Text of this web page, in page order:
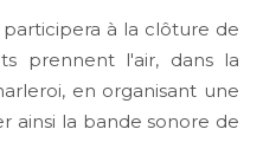
à la clôture de
prennent l'air, dans la
en organisant une
ainsi la bande sonore de